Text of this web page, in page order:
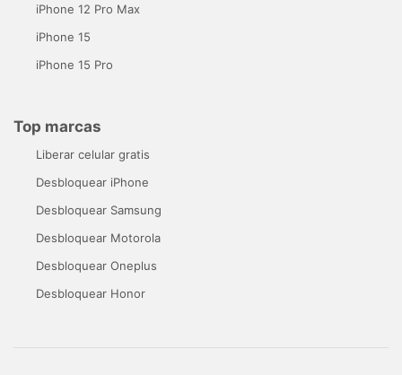
iPhone 12 Pro Max
iPhone 15
iPhone 15 Pro
Top marcas
Liberar celular gratis
Desbloquear iPhone
Desbloquear Samsung
Desbloquear Motorola
Desbloquear Oneplus
Desbloquear Honor